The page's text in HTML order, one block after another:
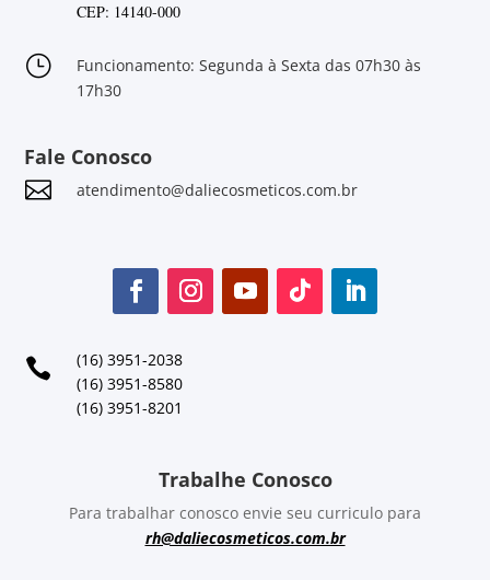
CEP: 14140-000
}
Funcionamento: Segunda à Sexta das 07h30 às
17h30
Fale Conosco
 atendimento@daliecosmeticos.com.br

(16) 3951-2038
(16) 3951-8580
(16) 3951-8201
Trabalhe Conosco
Para trabalhar conosco envie seu curriculo para
rh@daliecosmeticos.com.br